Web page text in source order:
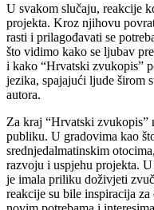
U svakom slučaju, reakcije
projekta. Kroz njihovu
rasti i prilagođavati se
što vidimo kako se ljubav
i kako “Hrvatski zvukopis”
jezika, spajajući ljude širom
autora.
Za kraj “Hrvatski zvukopis”
publiku. U gradovima kao
srednjedalmatinskim
razvoju i uspjehu projekta.
je imala priliku doživjeti
reakcije su bile inspiracija